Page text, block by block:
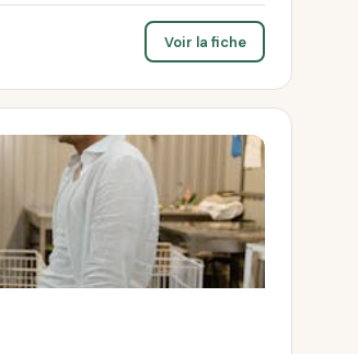
Voir la fiche